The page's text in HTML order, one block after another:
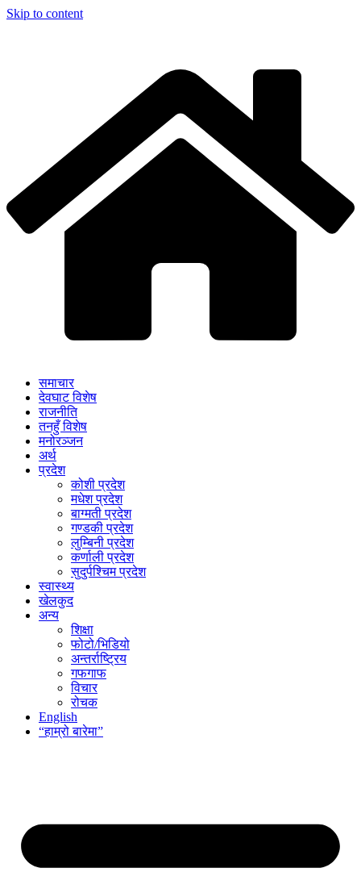
Skip to content
समाचार
देवघाट विशेष
राजनीति
तनहुँ विशेष
मनोरञ्जन
अर्थ
प्रदेश
कोशी प्रदेश
मधेश प्रदेश
बाग्मती प्रदेश
गण्डकी प्रदेश
लुम्बिनी प्रदेश
कर्णाली प्रदेश
सुदुर्पश्चिम प्रदेश
स्वास्थ्य
खेलकुद
अन्य
शिक्षा
फोटो/भिडियो
अन्तर्राष्ट्रिय
गफगाफ
विचार
रोचक
English
“हाम्रो बारेमा”